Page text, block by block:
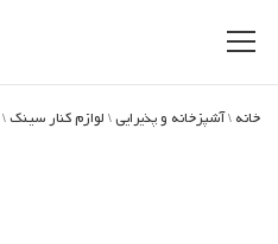
خانه \ آشپزخانه و پذیرایی \ لوازم کنار سینک \